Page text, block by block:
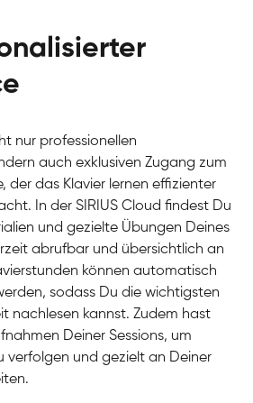
nur professionellen
auch exklusiven Zugang zum
der das Klavier lernen effizienter
In der SIRIUS Cloud findest Du
und gezielte Übungen Deines
abrufbar und übersichtlich an
können automatisch
sodass Du die wichtigsten
nachlesen kannst. Zudem hast
Deiner Sessions, um
verfolgen und gezielt an Deiner